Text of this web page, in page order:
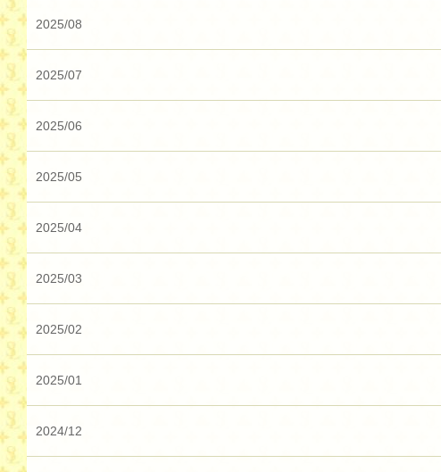
2025/08
2025/07
2025/06
2025/05
2025/04
2025/03
2025/02
2025/01
2024/12